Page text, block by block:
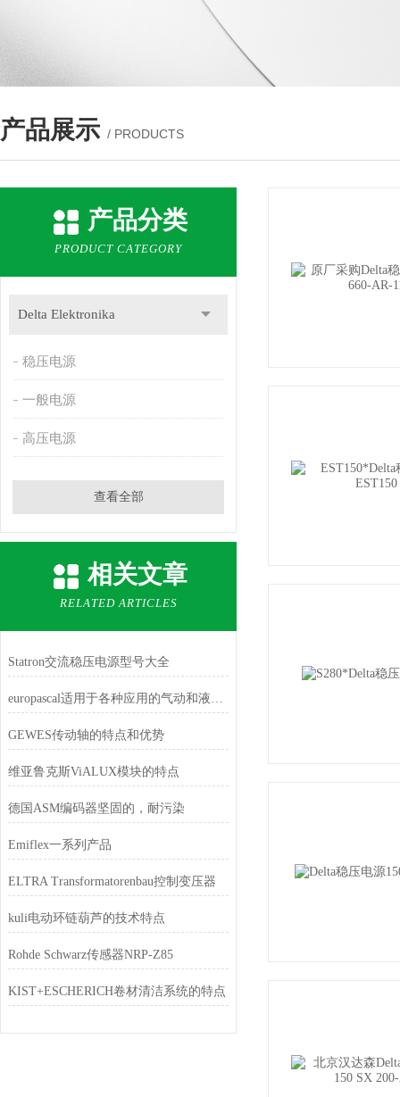
产品展示 / PRODUCTS
产品分类
PRODUCT CATEGORY
Delta Elektronika
稳压电源
一般电源
高压电源
查看全部
相关文章
RELATED ARTICLES
Statron交流稳压电源型号大全
europascal适用于各种应用的气动和液压压力控制器
GEWES传动轴的特点和优势
维亚鲁克斯ViALUX模块的特点
德国ASM编码器坚固的，耐污染
Emiflex一系列产品
ELTRA Transformatorenbau控制变压器
kuli电动环链葫芦的技术特点
Rohde Schwarz传感器NRP-Z85
KIST+ESCHERICH卷材清洁系统的特点